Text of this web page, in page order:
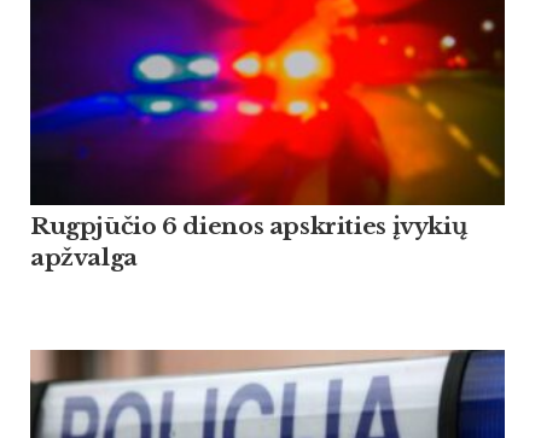
Rugpjūčio 6 dienos apskrities įvykių
apžvalga